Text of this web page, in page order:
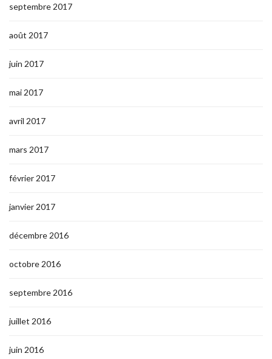
septembre 2017
août 2017
juin 2017
mai 2017
avril 2017
mars 2017
février 2017
janvier 2017
décembre 2016
octobre 2016
septembre 2016
juillet 2016
juin 2016